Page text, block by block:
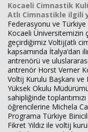
Kocaeli Cimnastik
Atlı Cimnastikle ilgili
Federasyonu ve Türkiye
Kocaeli Üniversitemizin
geçirdiğimiz Voltij(atlı
kapsamında İtalya’dan
antrenörü ve
antrenör Horst Verner
Voltij Kurulu Başkanı ve
Yüksek Okulu
sahipliğinde
öğrencilerine Michela
Programa Türkiye
Fikret Yıldız ile voltij